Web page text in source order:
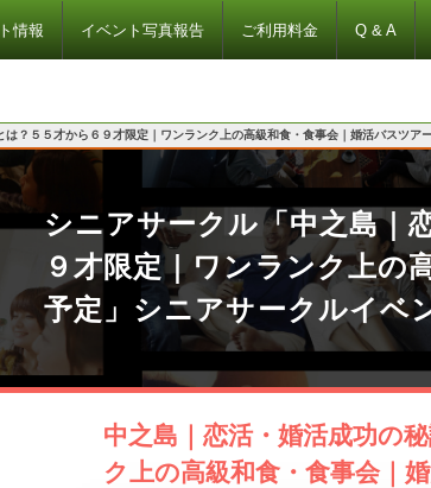
情報 イベント写真報告 ご利用料金 Q & A
？５５才から６９才限定｜ワンランク上の高級和食・食事会｜婚活バスツア
シニアサークル「中之島｜
９才限定｜ワンランク上の
予定」シニアサークルイベ
中之島｜恋活・婚活成功の
ク上の高級和食・食事会｜